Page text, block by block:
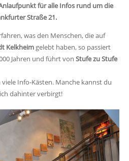
für alle Infos rund um die
Straße 21.
was den Menschen, die auf
Kelkheimgelebt haben, so passiert
Jahren und führt von Stufe zu Stufe
Info-Kästen. Manche kannst du
dahinter verbirgt!